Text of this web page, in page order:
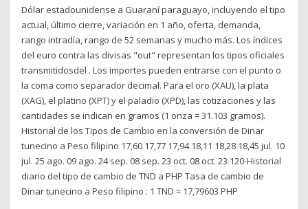
Dólar estadounidense a Guaraní paraguayo, incluyendo el tipo
actual, último cierre, variación en 1 año, oferta, demanda,
rango intradía, rango de 52 semanas y mucho más. Los índices
del euro contra las divisas "out" representan los tipos oficiales
transmitidosdel . Los importes pueden entrarse con el punto o
la coma como separador decimal. Para el oro (XAU), la plata
(XAG), el platino (XPT) y el paladio (XPD), las cotizaciones y las
cantidades se indican en gramos (1 onza = 31.103 gramos).
Historial de los Tipos de Cambio en la conversión de Dinar
tunecino a Peso filipino 17,60 17,77 17,94 18,11 18,28 18,45 jul. 10
jul. 25 ago. 09 ago. 24 sep. 08 sep. 23 oct. 08 oct. 23 120-Historial
diario del tipo de cambio de TND a PHP Tasa de cambio de
Dinar tunecino a Peso filipino : 1 TND = 17,79603 PHP